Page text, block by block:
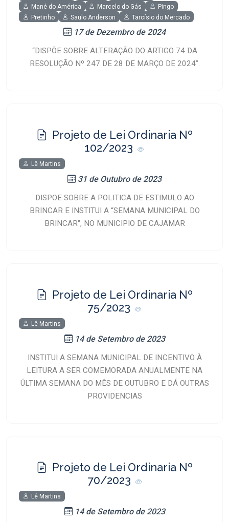
Mané do América
Marcelo do Gás
Pingo
Pretinho
Saulo Anderson Tarcísio do Mercado
17 de Dezembro de 2024
“DISPÕE SOBRE ALTERAÇÃO DO ARTIGO 74 DA
RESOLUÇÃO Nº 247 DE 28 DE MARÇO DE 2024”.
Projeto de Lei Ordinaria Nº
102/2023
Lê Martins
31 de Outubro de 2023
DISPOE SOBRE A POLITICA DE ESTIMULO AO
BRINCAR E INSTITUI A “SEMANA MUNICIPAL DO
BRINCAR", NO MUNICIPIO DE CAJAMAR
Projeto de Lei Ordinaria Nº
75/2023
Lê Martins
14 de Setembro de 2023
INSTITUI A SEMANA MUNICIPAL DE INCENTIVO À
LEITURA A SER COMEMORADA ANUALMENTE NA
ÚLTIMA SEMANA DO MÊS DE OUTUBRO E DÁ OUTRAS
PROVIDENCIAS
Projeto de Lei Ordinaria Nº
70/2023
Lê Martins
14 de Setembro de 2023